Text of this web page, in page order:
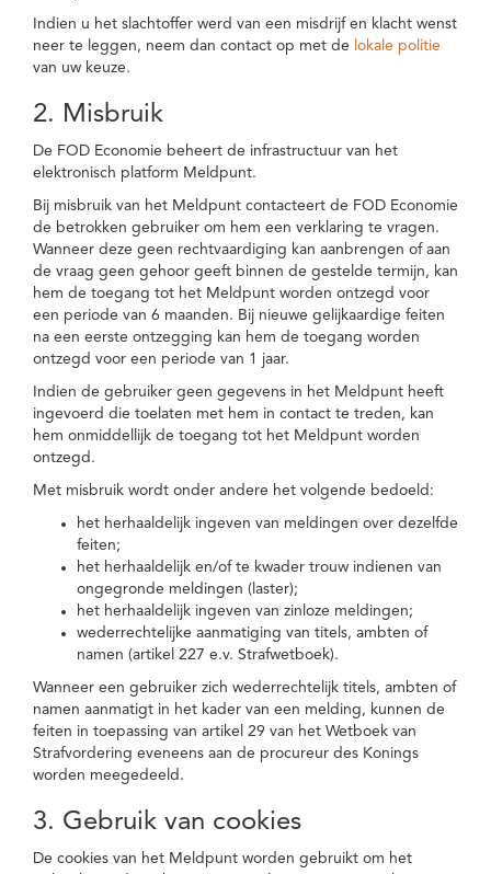
Indien u het slachtoffer werd van een misdrijf en klacht wenst
neer te leggen, neem dan contact op met de lokale politie
van uw keuze.
2. Misbruik
De FOD Economie beheert de infrastructuur van het
elektronisch platform Meldpunt.
Bij misbruik van het Meldpunt contacteert de FOD Economie
de betrokken gebruiker om hem een verklaring te vragen.
Wanneer deze geen rechtvaardiging kan aanbrengen of aan
de vraag geen gehoor geeft binnen de gestelde termijn, kan
hem de toegang tot het Meldpunt worden ontzegd voor
een periode van 6 maanden. Bij nieuwe gelijkaardige feiten
na een eerste ontzegging kan hem de toegang worden
ontzegd voor een periode van 1 jaar.
Indien de gebruiker geen gegevens in het Meldpunt heeft
ingevoerd die toelaten met hem in contact te treden, kan
hem onmiddellijk de toegang tot het Meldpunt worden
ontzegd.
Met misbruik wordt onder andere het volgende bedoeld:
het herhaaldelijk ingeven van meldingen over dezelfde
feiten;
het herhaaldelijk en/of te kwader trouw indienen van
ongegronde meldingen (laster);
het herhaaldelijk ingeven van zinloze meldingen;
wederrechtelijke aanmatiging van titels, ambten of
namen (artikel 227 e.v. Strafwetboek).
Wanneer een gebruiker zich wederrechtelijk titels, ambten of
namen aanmatigt in het kader van een melding, kunnen de
feiten in toepassing van artikel 29 van het Wetboek van
Strafvordering eveneens aan de procureur des Konings
worden meegedeeld.
3. Gebruik van cookies
De cookies van het Meldpunt worden gebruikt om het